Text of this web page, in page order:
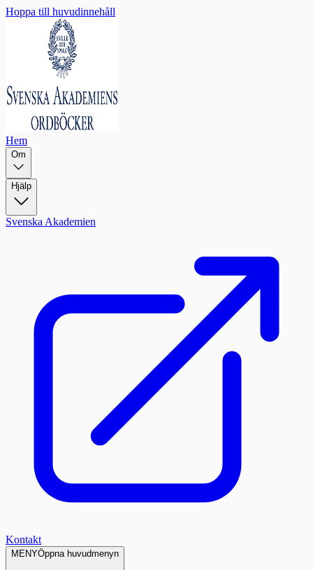
Hoppa till huvudinnehåll
Hem
Om
Hjälp
Svenska Akademien
Kontakt
MENYÖppna huvudmenyn